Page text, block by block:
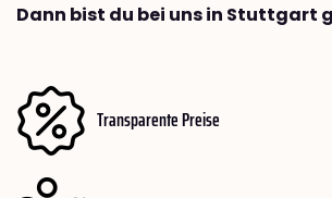
Dann bist du bei uns in Stuttgart
Transparente Preise